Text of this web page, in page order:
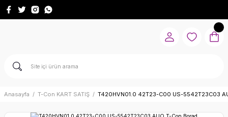
Anasayfa T-Con KART SATIŞ T420HVN01.0 42T23-C00 US-5542T23C03